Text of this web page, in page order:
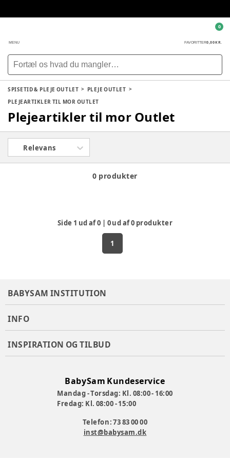
MENU FAVORITTER0,00 KR.
0
SPISETID & PLEJE OUTLET
PLEJE OUTLET
PLEJEARTIKLER TIL MOR OUTLET
Plejeartikler til mor Outlet
Relevans
0 produkter
Side 1 ud af0 0ud af0 produkter
1
BABYSAM INSTITUTION
INFO
INSPIRATION OG TILBUD
BabySam Kundeservice
Mandag - Torsdag: Kl. 08:00 - 16:00
Fredag: Kl. 08:00 - 15:00
Telefon: 73 83 00 00
inst@babysam.dk